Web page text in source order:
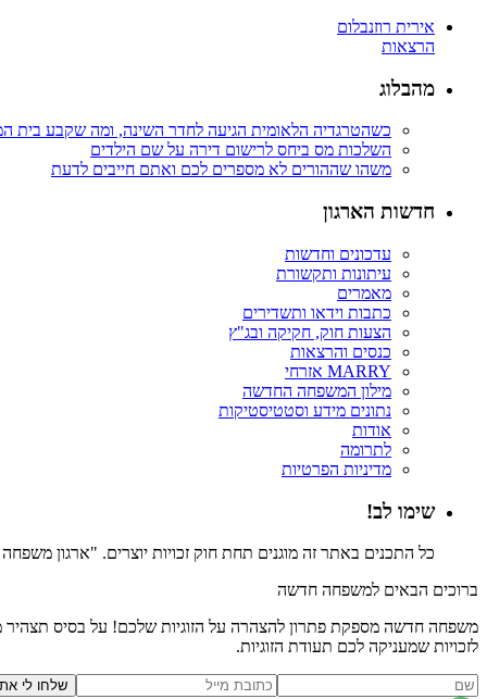
אירית רוזנבלום
הרצאות
מהבלוג
כשהטרגדיה הלאומית הגיעה לחדר השינה, ומה שקבע בית
השלכות מס ביחס לרישום דירה על שם הילדים
משהו שההורים לא מספרים לכם ואתם חייבים לדעת
חדשות הארגון
עדכונים וחדשות
עיתונות ותקשורת
מאמרים
כתבות וידאו ותשדירים
הצעות חוק, חקיקה ובג"ץ
כנסים והרצאות
MARRY אזרחי
מילון המשפחה החדשה
נתונים מידע וסטטיסטיקות
אודות
לתרומה
מדיניות הפרטיות
שימו לב!
כל התכנים באתר זה מוגנים תחת חוק זכויות יוצרים. "ארגון
ברוכים הבאים למשפחה חדשה
משפחה חדשה מספקת פתרון להצהרה על הזוגיות שלכם! על בסיס תצהיר
לזכויות שמעניקה לכם תעודת הזוגיות.